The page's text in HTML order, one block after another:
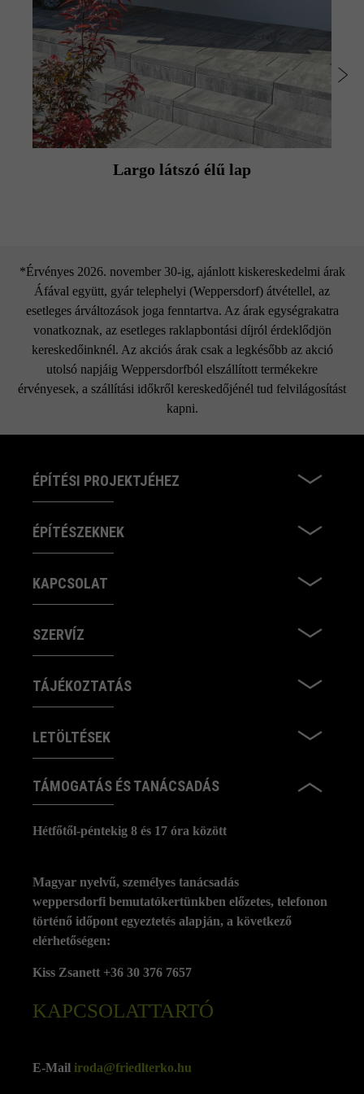
A magasságkülönbségeket elszíneződést nem okozó
műanyag kalapáccsal való kopogtatással azonnal ki kell
egyenlíteni.
Largo látszó élű lap
*Érvényes 2026. november 30-ig, ajánlott kiskereskedelmi árak
Áfával együtt, gyár telephelyi (Weppersdorf) átvétellel, az
esetleges árváltozások joga fenntartva. Az árak egységrakatra
vonatkoznak, az esetleges raklapbontási díjról érdeklődjön
kereskedőinknél. Az akciós árak csak a legkésőbb az akció
utolsó napjáig Weppersdorfból elszállított termékekre
érvényesek, a szállítási időkről kereskedőjénél tud felvilágosítást
kapni.
ÉPÍTÉSI PROJEKTJÉHEZ
ÉPÍTÉSZEKNEK
KAPCSOLAT
SZERVÍZ
TÁJÉKOZTATÁS
LETÖLTÉSEK
TÁMOGATÁS ÉS TANÁCSADÁS
Hétfőtől-péntekig 8 és 17 óra között
KAPCSOLATTARTÓ
Magyar nyelvű, személyes tanácsadás
weppersdorfi bemutatókertünkben előzetes, telefonon
történő időpont egyeztetés alapján, a következő
elérhetőségen:
Kiss Zsanett +36 30 376 7657
E-Mail iroda@friedlterko.hu